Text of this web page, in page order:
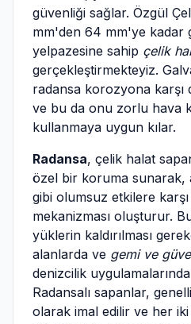
güvenliği sağlar. Özgül
mm'den 64 mm'ye kadar
yelpazesine sahip çelik
gerçekleştirmekteyiz.
radansa korozyona karşı
ve bu da onu zorlu hava
kullanmaya uygun kılar.
Radansa, çelik halat
özel bir koruma sunarak,
gibi olumsuz etkilere
mekanizması oluşturur.
yüklerin kaldırılması
alanlarda ve gemi ve
denizcilik
Radansalı sapanlar,
olarak imal edilir ve her